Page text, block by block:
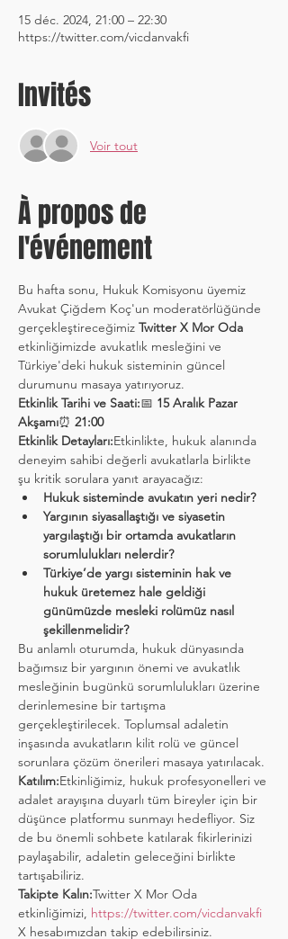
15 déc. 2024, 21:00 – 22:30
https://twitter.com/vicdanvakfi
Invités
Voir tout
À propos de
l'événement
Bu hafta sonu, Hukuk Komisyonu üyemiz
Avukat Çiğdem Koç'un moderatörlüğünde
gerçekleştireceğimiz Twitter X Mor Oda
etkinliğimizde avukatlık mesleğini ve
Türkiye'deki hukuk sisteminin güncel
durumunu masaya yatırıyoruz.
Etkinlik Tarihi ve Saati:📅 15 Aralık Pazar
Akşamı⏰ 21:00
Etkinlik Detayları:Etkinlikte, hukuk alanında
deneyim sahibi değerli avukatlarla birlikte
şu kritik sorulara yanıt arayacağız:
Hukuk sisteminde avukatın yeri nedir?
Yargının siyasallaştığı ve siyasetin
yargılaştığı bir ortamda avukatların
sorumlulukları nelerdir?
Türkiye’de yargı sisteminin hak ve
hukuk üretemez hale geldiği
günümüzde mesleki rolümüz nasıl
şekillenmelidir?
Bu anlamlı oturumda, hukuk dünyasında
bağımsız bir yargının önemi ve avukatlık
mesleğinin bugünkü sorumlulukları üzerine
derinlemesine bir tartışma
gerçekleştirilecek. Toplumsal adaletin
inşasında avukatların kilit rolü ve güncel
sorunlara çözüm önerileri masaya yatırılacak.
Katılım:Etkinliğimiz, hukuk profesyonelleri ve
adalet arayışına duyarlı tüm bireyler için bir
düşünce platformu sunmayı hedefliyor. Siz
de bu önemli sohbete katılarak fikirlerinizi
paylaşabilir, adaletin geleceğini birlikte
tartışabiliriz.
Takipte Kalın:Twitter X Mor Oda
etkinliğimizi, https://twitter.com/vicdanvakfi
X hesabımızdan takip edebilirsiniz.